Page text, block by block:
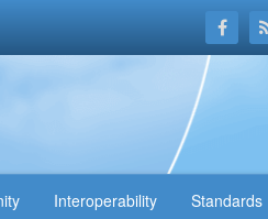
Interoperability Standards